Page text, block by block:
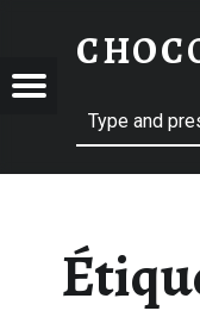
Menu